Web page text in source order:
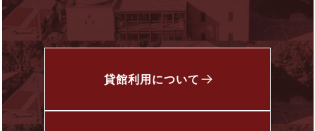
貸館利用について